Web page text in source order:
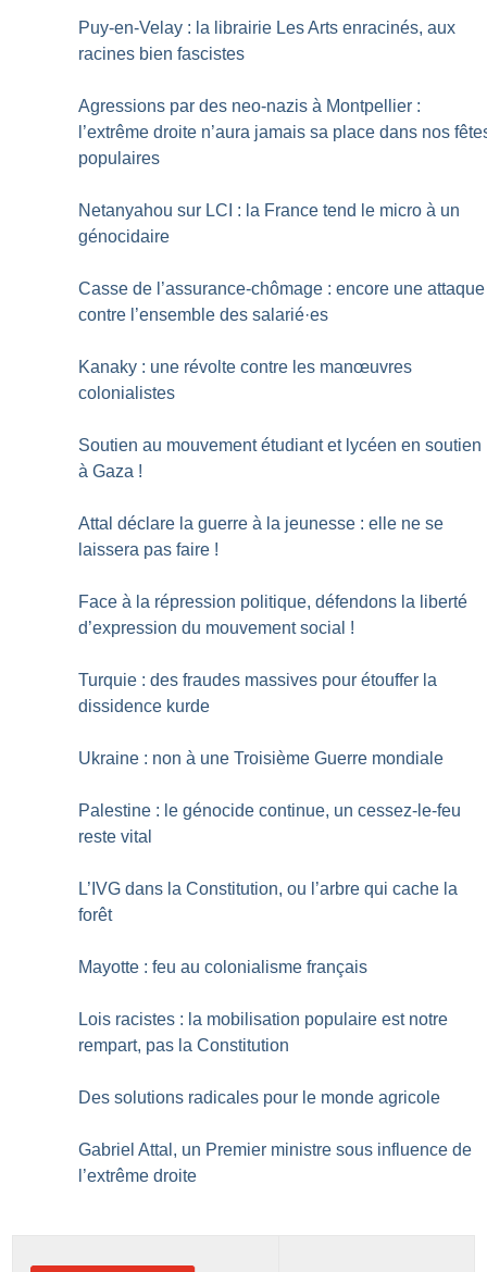
Puy-en-Velay : la librairie Les Arts enracinés, aux
racines bien fascistes
Agressions par des neo-nazis à Montpellier :
l’extrême droite n’aura jamais sa place dans nos
populaires
Netanyahou sur LCI : la France tend le micro à un
génocidaire
Casse de l’assurance-chômage : encore une attaque
contre l’ensemble des salarié·es
Kanaky : une révolte contre les manœuvres
colonialistes
Soutien au mouvement étudiant et lycéen en soutien
à Gaza !
Attal déclare la guerre à la jeunesse : elle ne se
laissera pas faire !
Face à la répression politique, défendons la liberté
d’expression du mouvement social !
Turquie : des fraudes massives pour étouffer la
dissidence kurde
Ukraine : non à une Troisième Guerre mondiale
Palestine : le génocide continue, un cessez-le-feu
reste vital
L’IVG dans la Constitution, ou l’arbre qui cache la
forêt
Mayotte : feu au colonialisme français
Lois racistes : la mobilisation populaire est notre
rempart, pas la Constitution
Des solutions radicales pour le monde agricole
Gabriel Attal, un Premier ministre sous influence de
l’extrême droite